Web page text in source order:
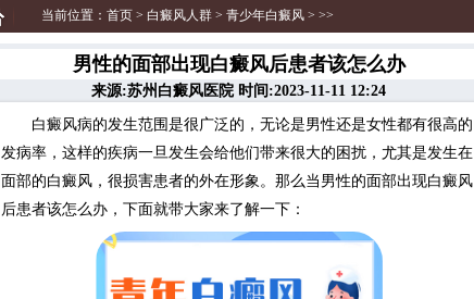
当前位置： 首页> 白癜风人群> 青少年白癜风> >>
男性的面部出现白癜风后患者该怎么办
来源:苏州白癜风医院 时间:2023-11-11 12:24
白癜风病的发生范围是很广泛的，无论是男性还是女性都有很高的
发病率，这样的疾病一旦发生会给他们带来很大的困扰，尤其是发生在
面部的白癜风，很损害患者的外在形象。那么当男性的面部出现白癜风
后患者该怎么办，下面就带大家来了解一下：